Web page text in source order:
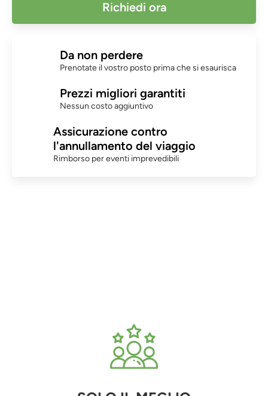
Richiedi ora
Da non perdere
Prenotate il vostro posto prima che si esaurisca
Prezzi migliori garantiti
Nessun costo aggiuntivo
Assicurazione contro
l'annullamento del viaggio
Rimborso per eventi imprevedibili